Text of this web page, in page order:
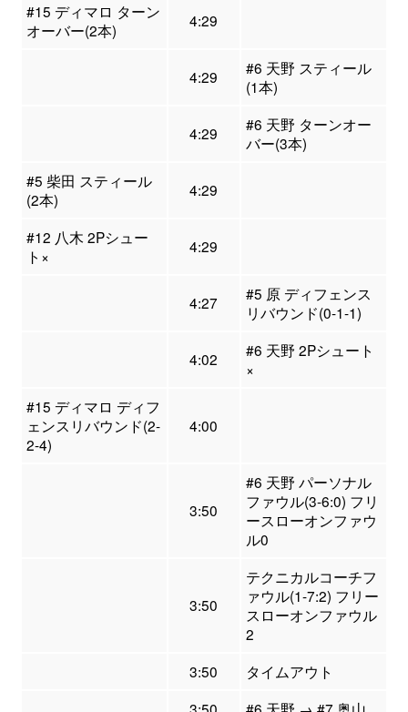
#15 ディマロ ターン
オーバー(2本)
4:29
4:29
#6 天野 スティール
(1本)
4:29
#6 天野 ターンオー
バー(3本)
#5 柴田 スティール
(2本)
4:29
#12 八木 2Pシュー
ト×
4:29
4:27
#5 原 ディフェンス
リバウンド(0-1-1)
4:02
#6 天野 2Pシュート
×
#15 ディマロ ディフ
ェンスリバウンド(2-
2-4)
4:00
3:50
#6 天野 パーソナル
ファウル(3-6:0) フリ
ースローオンファウ
ル0
3:50
テクニカルコーチフ
ァウル(1-7:2) フリー
スローオンファウル
2
3:50
タイムアウト